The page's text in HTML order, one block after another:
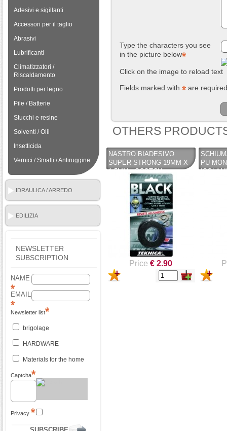
Adesivi e sigillanti
Accessori per il taglio
Abrasivi
Lubrificanti
Climatizzatori /
Riscaldamento
Prodotti per legno
Pile / Batterie
Stucchi e resine
Solventi / Olii
Insetticida
Vernici / Smalti / Antiruggine
IDRAULICA / ARREDO
BAGNO
EDILIZIA
NEWSLETTER
SUBSCRIPTION
NAME
EMAIL
Newsletter list
brigolage
HARDWARE
Materials for the home
Captcha
Privacy
Type the characters you see
in the picture below
Click on the image to reload text
Fields marked with
are required
OTHERS
NASTRO BIADESIVO
SUPER STRONG 19MM X
1,5MM - SCOTCH -
TEKNICA
Price € 2.90
PU